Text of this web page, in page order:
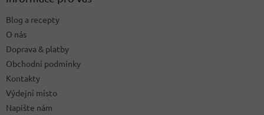
Blog a recepty
O nás
Doprava & platby
Obchodní podmínky
Kontakty
Výdejní místo
Napište nám